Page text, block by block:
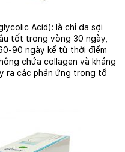
Acid): là chỉ đa sợi
tốt trong vòng 30 ngày,
90 ngày kể từ thời điểm
chứa collagen và kháng
ra các phản ứng trong tổ